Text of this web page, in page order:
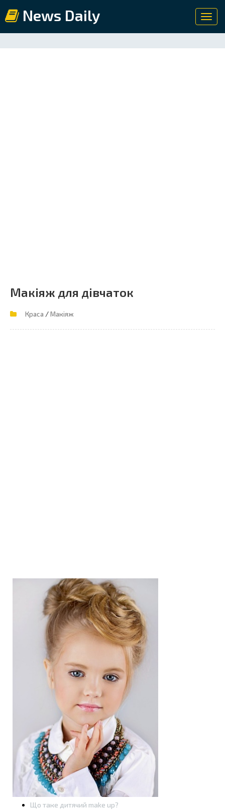
News Daily
Макіяж для дівчаток
Краса /Макіяж
Що таке дитячий make up?